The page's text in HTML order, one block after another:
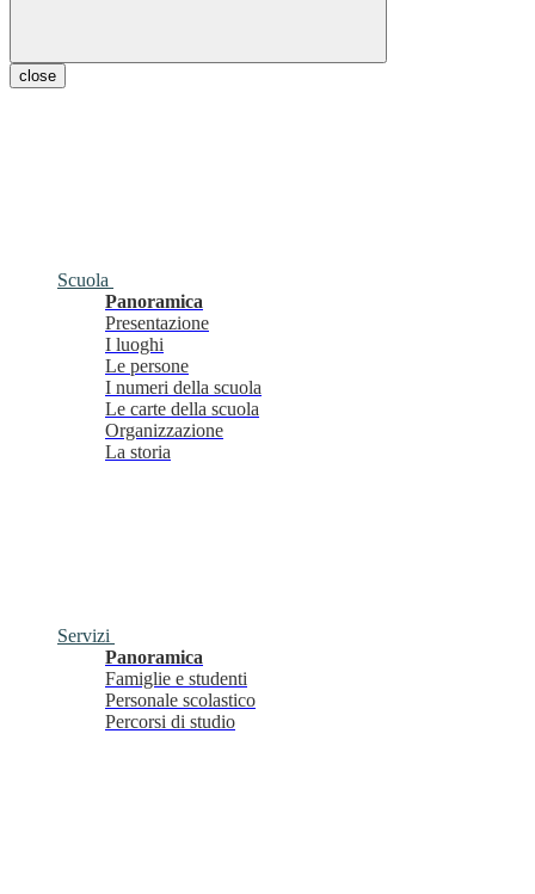
close
Scuola
Panoramica
Presentazione
I luoghi
Le persone
I numeri della scuola
Le carte della scuola
Organizzazione
La storia
Servizi
Panoramica
Famiglie e studenti
Personale scolastico
Percorsi di studio